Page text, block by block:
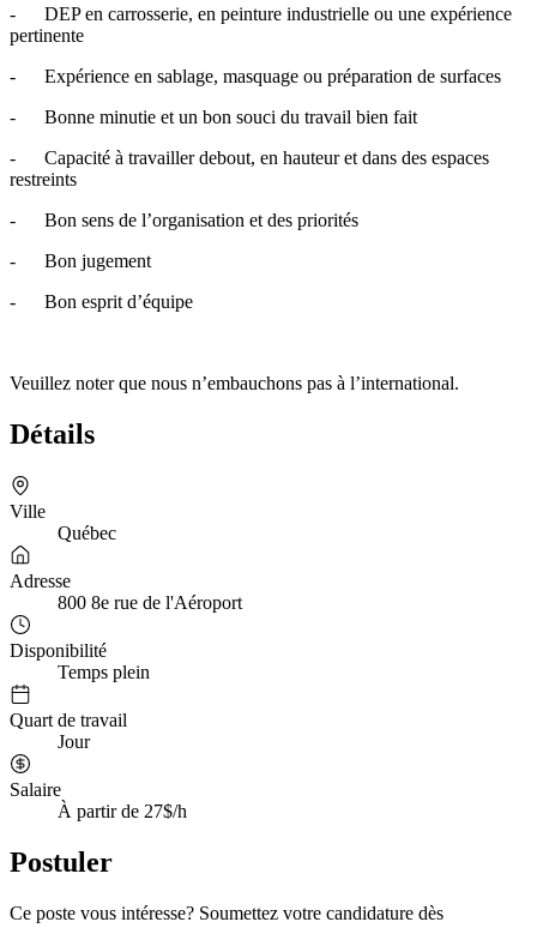
- DEP en carrosserie, en peinture industrielle ou une expérience
pertinente
- Expérience en sablage, masquage ou préparation de surfaces
- Bonne minutie et un bon souci du travail bien fait
- Capacité à travailler debout, en hauteur et dans des espaces
restreints
- Bon sens de l’organisation et des priorités
- Bon jugement
- Bon esprit d’équipe
Veuillez noter que nous n’embauchons pas à l’international.
Détails
Ville
Québec
Adresse
800 8e rue de l'Aéroport
Disponibilité
Temps plein
Quart de travail
Jour
Salaire
À partir de 27$/h
Postuler
Ce poste vous intéresse? Soumettez votre candidature dès